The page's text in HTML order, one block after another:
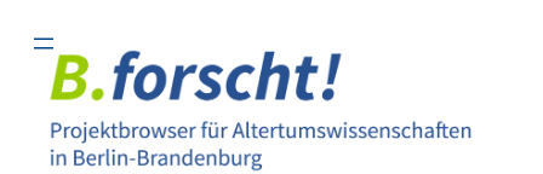
Inhalt
springen